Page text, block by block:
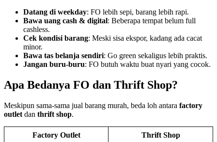
Datang di weekday: FO lebih sepi, barang lebih rapi.
Bawa uang cash & digital: Beberapa tempat belum full
cashless.
Cek kondisi barang: Meski sisa ekspor, kadang ada cacat
minor.
Bawa tas belanja sendiri: Go green sekaligus lebih praktis.
Jangan buru-buru: FO butuh waktu buat nyari yang cocok.
Apa Bedanya FO dan Thrift Shop?
Meskipun sama-sama jual barang murah, beda loh antara factory
outlet dan thrift shop.
Factory Outlet Thrift Shop